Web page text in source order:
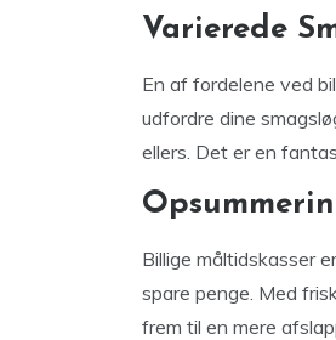
Varierede
En af fordelene ved
udfordre dine
ellers. Det er en
Billige måltidskasser
spare penge. Med
frem til en mere